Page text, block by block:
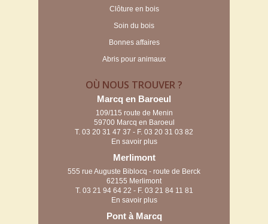
Clôture en bois
Soin du bois
Bonnes affaires
Abris pour animaux
OÙ NOUS TROUVER ?
Marcq en Baroeul
109/115 route de Menin
59700 Marcq en Baroeul
T. 03 20 31 47 37 - F. 03 20 31 03 82
En savoir plus
Merlimont
555 rue Auguste Biblocq - route de Berck
62155 Merlimont
T. 03 21 94 64 22 - F. 03 21 84 11 81
En savoir plus
Pont à Marcq